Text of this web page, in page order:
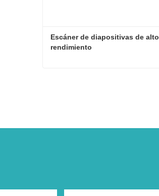
Escáner de diapositivas de alto
rendimiento